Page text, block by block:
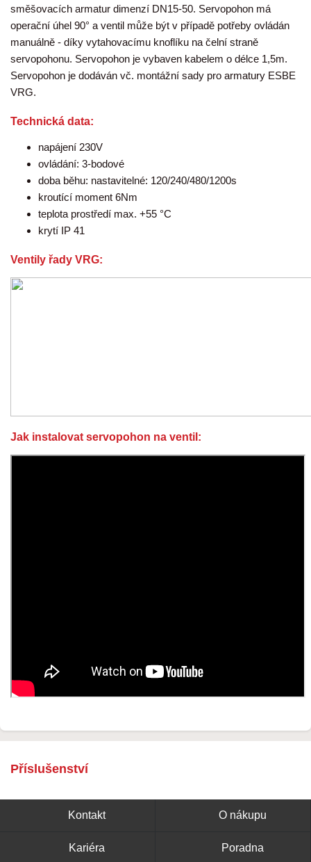
směšovacích armatur dimenzí DN15-50. Servopohon má
operační úhel 90° a ventil může být v případě potřeby ovládán
manuálně - díky vytahovacímu knoflíku na čelní straně
servopohonu. Servopohon je vybaven kabelem o délce 1,5m.
Servopohon je dodáván vč. montážní sady pro armatury ESBE
VRG.
Technická data:
napájení 230V
ovládání: 3-bodové
doba běhu: nastavitelné: 120/240/480/1200s
kroutící moment 6Nm
teplota prostředí max. +55 °C
krytí IP 41
Ventily řady VRG:
Jak instalovat servopohon na ventil:
Příslušenství
Kontakt O nákupu
Kariéra Poradna